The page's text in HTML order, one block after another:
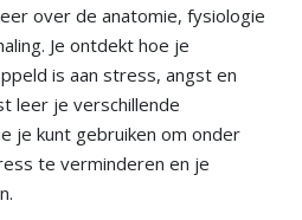
over de anatomie, fysiologie
Je ontdekt hoe je
is aan stress, angst en
leer je verschillende
je kunt gebruiken om onder
te verminderen en je